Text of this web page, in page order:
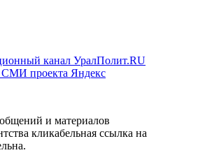
канал УралПолит.RU
СМИ проекта Яндекс
и материалов
кликабельная ссылка на